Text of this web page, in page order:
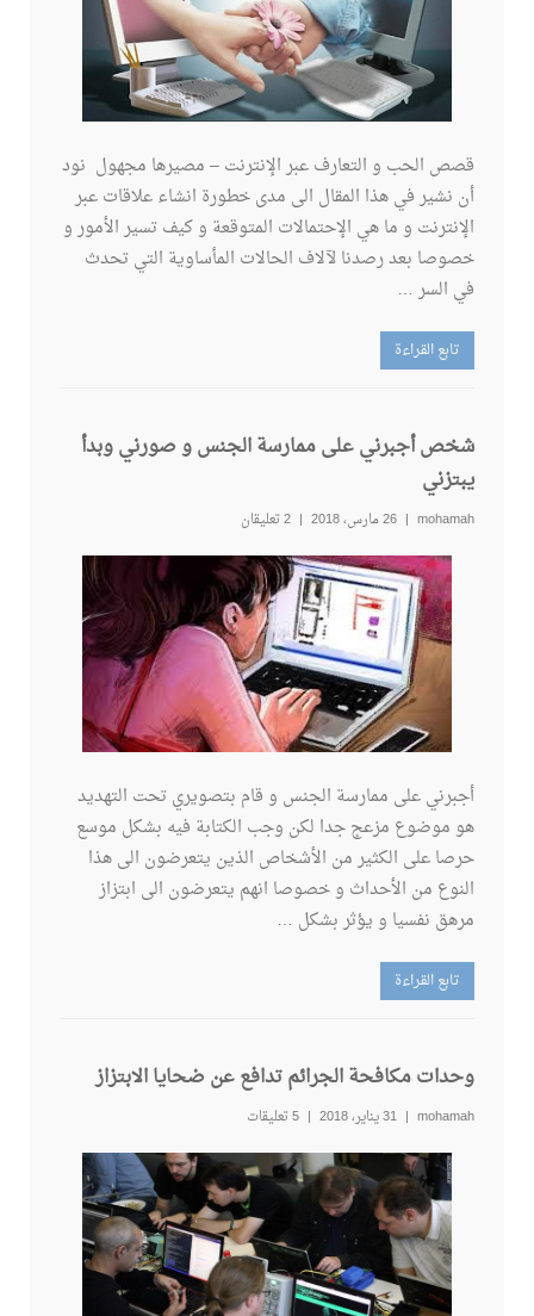
قصص الحب و التعارف عبر الإنترنت – مصيرها مجهول نود
أن نشير في هذا المقال الى مدى خطورة انشاء علاقات عبر
الإنترنت و ما هي الإحتمالات المتوقعة و كيف تسير الأمور و
خصوصا بعد رصدنا لآلاف الحالات المأساوية التي تحدث
في السر …
تابع القراءة
شخص أجبرني على ممارسة الجنس و صورني وبدأ
يبتزني
mohamah 26 مارس، 2018 2 تعليقان
أجبرني على ممارسة الجنس و قام بتصويري تحت التهديد
هو موضوع مزعج جدا لكن وجب الكتابة فيه بشكل موسع
حرصا على الكثير من الأشخاص الذين يتعرضون الى هذا
النوع من الأحداث و خصوصا انهم يتعرضون الى ابتزاز
مرهق نفسيا و يؤثر بشكل …
تابع القراءة
وحدات مكافحة الجرائم تدافع عن ضحايا الابتزاز
mohamah 31 يناير، 2018 5 تعليقات